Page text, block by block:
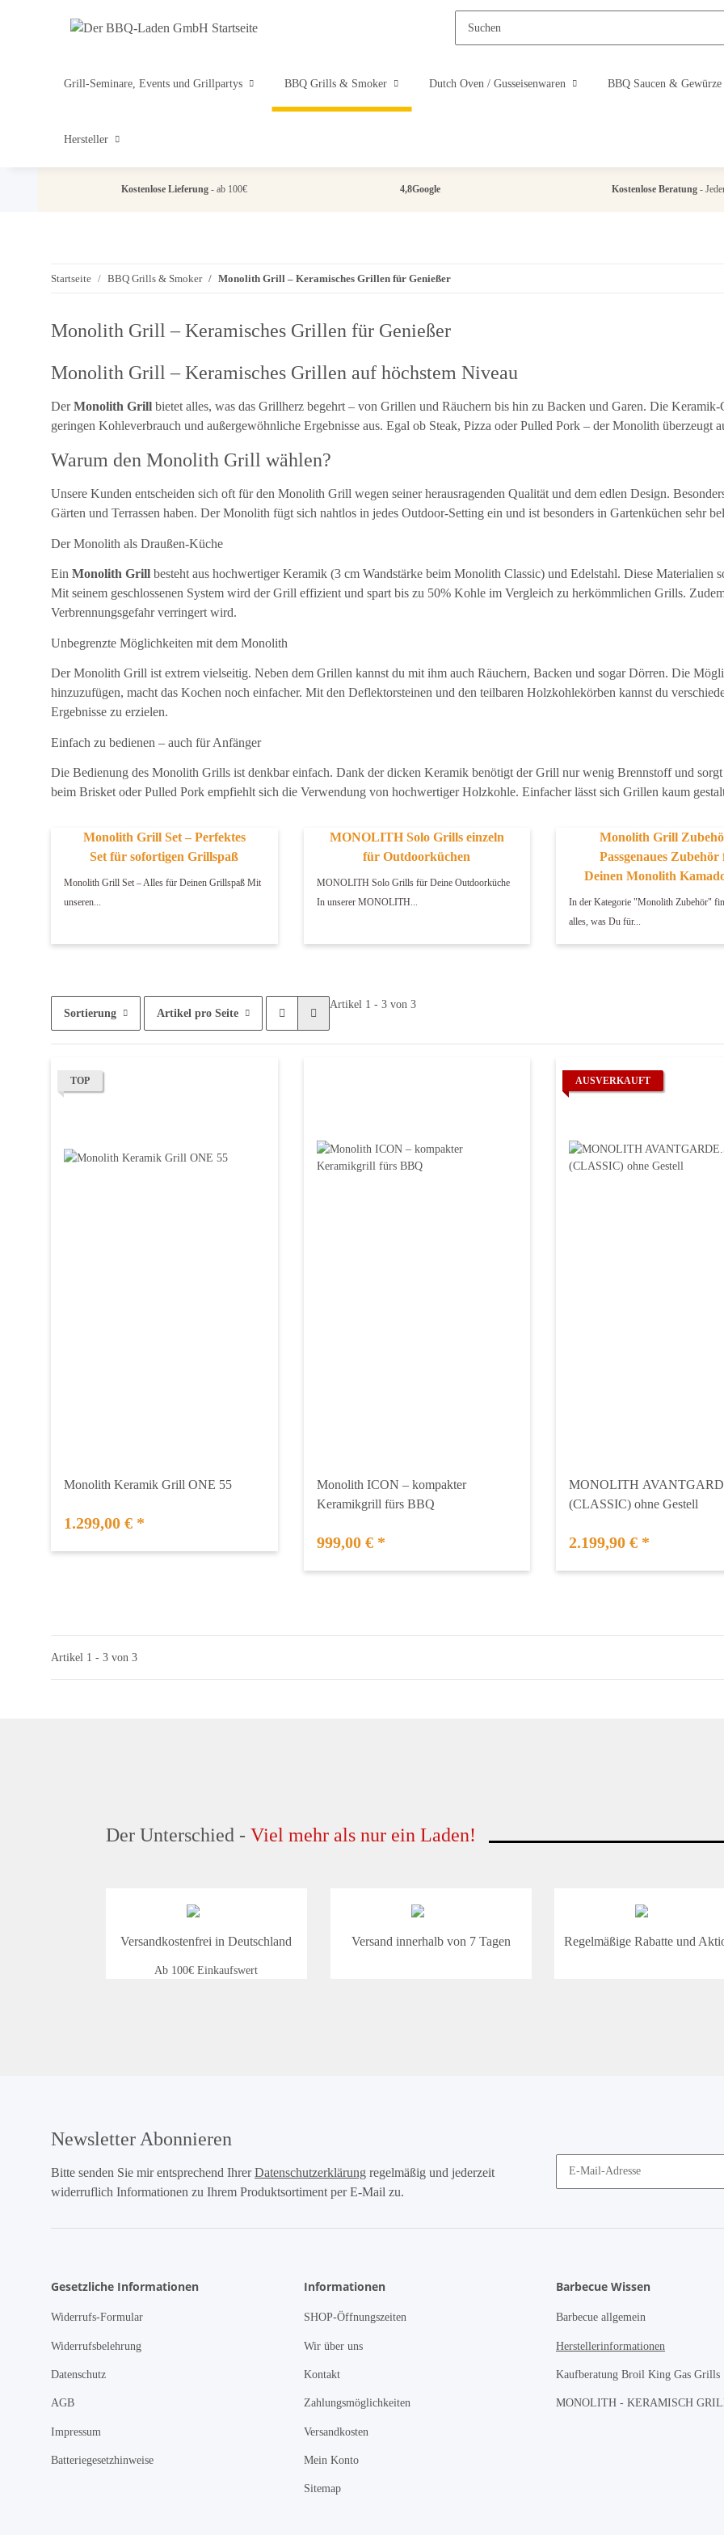
Grill-Seminare, Events und Grillpartys BBQ Grills & Smoker Dutch Oven / Gusseisenwaren BBQ Saucen & Gewürze
Hersteller
Kostenlose Lieferung - ab 100€ 4,8Google Kostenlose Beratung-
Startseite BBQ Grills & Smoker Monolith Grill – Keramisches Grillen für Genießer
Monolith Grill – Keramisches Grillen für Genießer
Monolith Grill – Keramisches Grillen auf höchstem Niveau
DerMonolith Grill bietet alles, was das Grillherz begehrt – von Grillen und Räuchern bis hin zu Backen und Garen. Die
geringen Kohleverbrauch und außergewöhnliche Ergebnisse aus. Egal ob Steak, Pizza oder Pulled Pork – der Monolith überzeugt
Warum den Monolith Grill wählen?
Unsere Kunden entscheiden sich oft für den Monolith Grill wegen seiner herausragenden Qualität und dem edlen Design.
Gärten und Terrassen haben. Der Monolith fügt sich nahtlos in jedes Outdoor-Setting ein und ist besonders in Gartenküchen sehr
Der Monolith als Draußen-Küche
Ein Monolith Grill besteht aus hochwertiger Keramik (3 cm Wandstärke beim Monolith Classic) und Edelstahl. Diese Materialien
Mit seinem geschlossenen System wird der Grill effizient und spart bis zu 50% Kohle im Vergleich zu herkömmlichen Grills.
Verbrennungsgefahr verringert wird.
Unbegrenzte Möglichkeiten mit dem Monolith
Der Monolith Grill ist extrem vielseitig. Neben dem Grillen kannst du mit ihm auch Räuchern, Backen und sogar Dörren. Die
hinzuzufügen, macht das Kochen noch einfacher. Mit den Deflektorsteinen und den teilbaren Holzkohlekörben kannst du
Ergebnisse zu erzielen.
Einfach zu bedienen – auch für Anfänger
Die Bedienung des Monolith Grills ist denkbar einfach. Dank der dicken Keramik benötigt der Grill nur wenig Brennstoff und
beim Brisket oder Pulled Pork empfiehlt sich die Verwendung von hochwertiger Holzkohle. Einfacher lässt sich Grillen kaum
Monolith Grill Set – Perfektes
Set für sofortigen Grillspaß
Monolith Grill Set – Alles für Deinen Grillspaß Mit
unseren...
MONOLITH Solo Grills einzeln
für Outdoorküchen
MONOLITH Solo Grills für Deine Outdoorküche
In unserer MONOLITH...
Monolith Grill
Passgenaues Zubehör
Deinen Monolith
In der Kategorie "Monolith Zubehör"
alles, was Du für...
Sortierung Artikel pro Seite
Artikel 1 - 3 von 3
TOP
Monolith Keramik Grill ONE 55
1.299,00 € *
Monolith ICON – kompakter
Keramikgrill fürs BBQ
999,00 € *
AUSVERKAUFT
MONOLITH
(CLASSIC) ohne Gestell
2.199,90 € *
Artikel 1 - 3 von 3
Der Unterschied - Viel mehr als nur ein Laden!
Versandkostenfrei in Deutschland
Ab 100€ Einkaufswert
Versand innerhalb von 7 Tagen Regelmäßige Rabatte und
Newsletter Abonnieren
Bitte senden Sie mir entsprechend IhrerDatenschutzerklärung regelmäßig und jederzeit
widerruflich Informationen zu Ihrem Produktsortiment per E-Mail zu.
Gesetzliche Informationen
Widerrufs-Formular
Widerrufsbelehrung
Datenschutz
AGB
Impressum
Batteriegesetzhinweise
Informationen
SHOP-Öffnungszeiten
Wir über uns
Kontakt
Zahlungsmöglichkeiten
Versandkosten
Mein Konto
Sitemap
Barbecue Wissen
Barbecue allgemein
Herstellerinformationen
Kaufberatung Broil King Gas Grills
MONOLITH - KERAMISCH